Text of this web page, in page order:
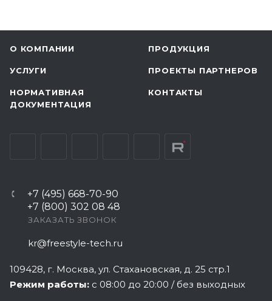
О КОМПАНИИ ПРОДУКЦИЯ
УСЛУГИ ПРОЕКТЫ ПАРТНЕРОВ
НОРМАТИВНАЯ
ДОКУМЕНТАЦИЯ
КОНТАКТЫ
+7 (495) 668-70-90
+7 (800) 302 08 48
ЗАКАЗАТЬ ЗВОНОК
kr@freestyle-tech.ru
109428, г. Москва, ул. Стахановская, д. 25 стр.1
Режим работы: с 08:00 до 20:00 / без выходных